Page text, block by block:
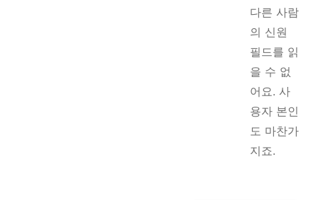
다른 사람
의 신원
필드를 읽
을 수 없
어요. 사
용자 본인
도 마찬가
지죠.